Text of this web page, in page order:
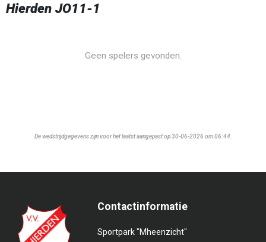
Hierden JO11-1
Geen spelers gevonden.
De wedstrijdgegevens zijn voor het laatst aangepast op 30-06-2026 om 06:44.
Contactinformatie
Sportpark "Mheenzicht"